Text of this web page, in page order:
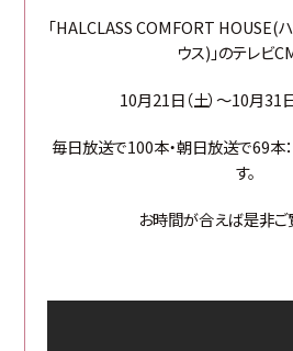
「HALCLASS COMFORT HOUSE(
ウス)」のテレビ
10月21日（土）～10月31
毎日放送で100本・朝日放送で69本
す。
お時間が合えば是非ご